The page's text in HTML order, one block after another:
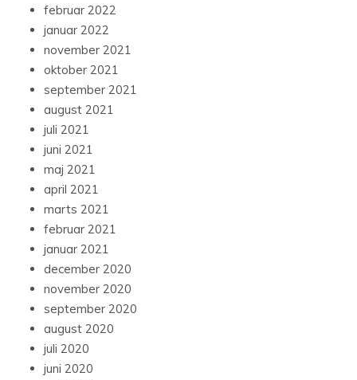
februar 2022
januar 2022
november 2021
oktober 2021
september 2021
august 2021
juli 2021
juni 2021
maj 2021
april 2021
marts 2021
februar 2021
januar 2021
december 2020
november 2020
september 2020
august 2020
juli 2020
juni 2020